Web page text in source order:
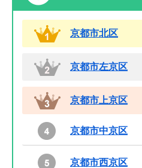
京都市北区
京都市左京区
京都市上京区
京都市中京区
京都市西京区